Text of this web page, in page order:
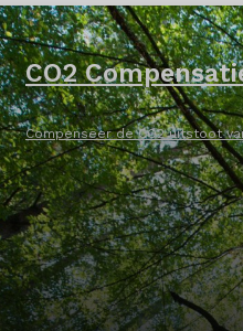
CO2
Compenseer de CO2 uitstoot